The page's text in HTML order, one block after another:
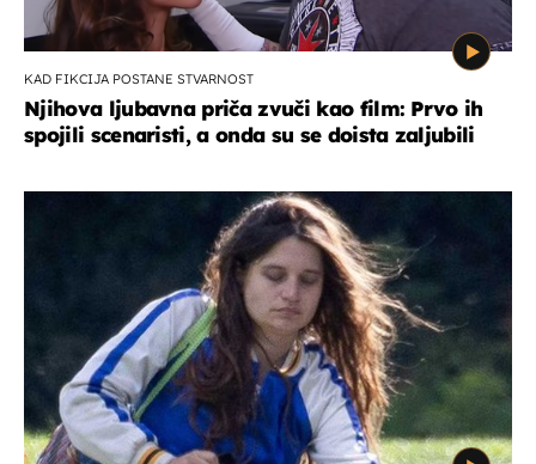
KAD FIKCIJA POSTANE STVARNOST
Njihova ljubavna priča zvuči kao film: Prvo ih
spojili scenaristi, a onda su se doista zaljubili